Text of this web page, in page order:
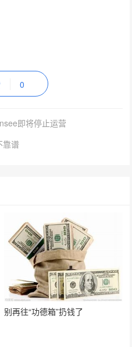
0
即将停止运营
靠谱
别再往“功德箱”扔钱了